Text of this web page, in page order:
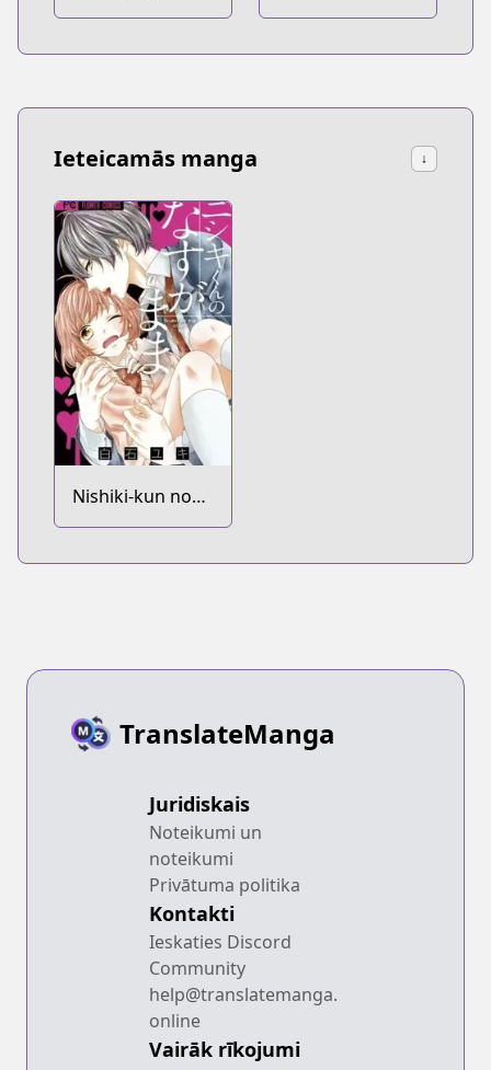
Ieteicamās manga ↓
Nishiki-kun no
Nasugamama
TranslateManga
Juridiskais
Noteikumi un
noteikumi
Privātuma politika
Kontakti
Ieskaties Discord
Community
help@translatemanga.
online
Vairāk rīkojumi